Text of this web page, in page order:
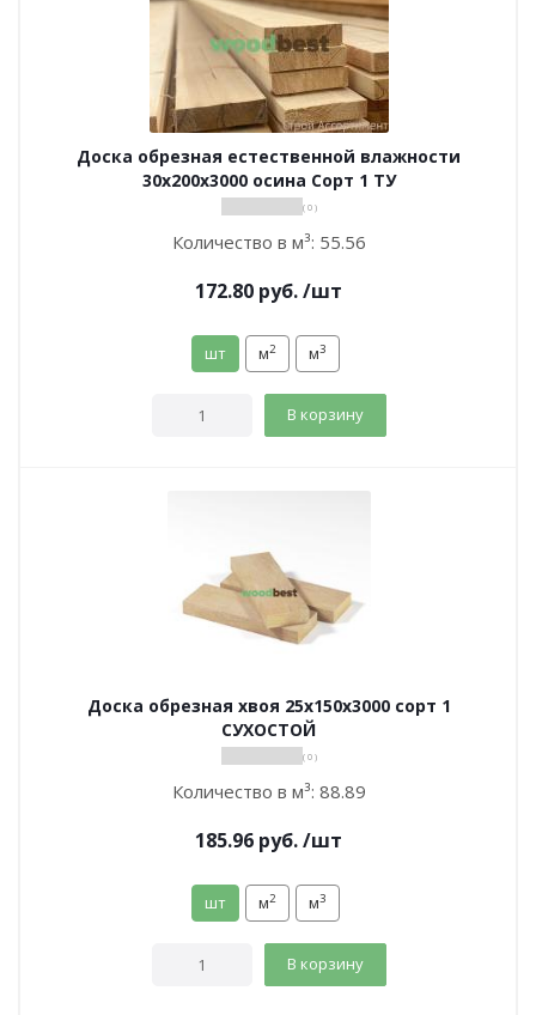
Доска обрезная естественной влажности
30х200х3000 осина Сорт 1 ТУ
( 0 )
Количество в м³: 55.56
172.80 руб./шт
шт м2 м3
В корзину
Доска обрезная хвоя 25х150х3000 сорт 1
СУХОСТОЙ
( 0 )
Количество в м³: 88.89
185.96 руб./шт
шт м2 м3
В корзину